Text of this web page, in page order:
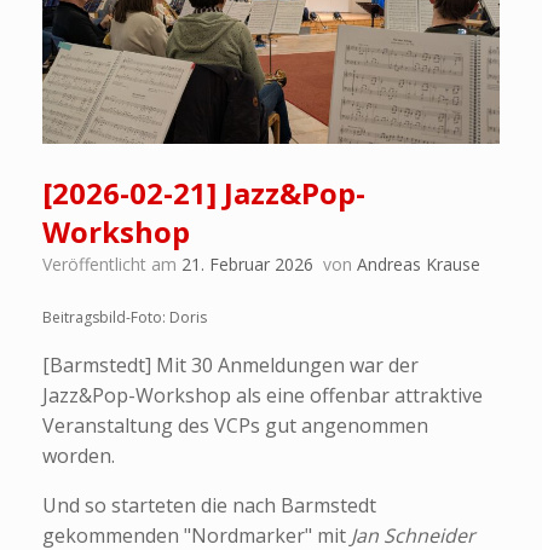
[2026-02-21] Jazz&Pop-
Workshop
Veröffentlicht am 21. Februar 2026 von Andreas Krause
Beitragsbild-Foto: Doris
[Barmstedt] Mit 30 Anmeldungen war der
Jazz&Pop-Workshop als eine offenbar attraktive
Veranstaltung des VCPs gut angenommen
worden.
Und so starteten die nach Barmstedt
gekommenden "Nordmarker" mit Jan Schneider